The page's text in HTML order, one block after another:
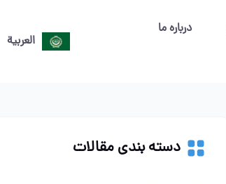
درباره ما
العربية
دسته بندی مقالات